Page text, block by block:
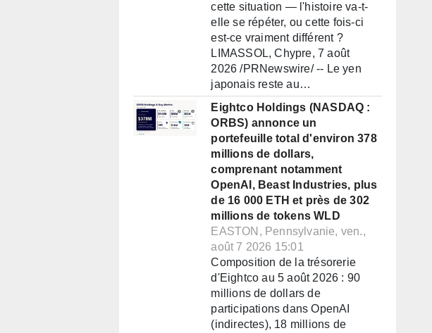
cette situation — l'histoire va-t-
elle se répéter, ou cette fois-ci
est-ce vraiment différent ?
LIMASSOL, Chypre, 7 août
2026 /PRNewswire/ -- Le yen
japonais reste au…
Eightco Holdings (NASDAQ :
ORBS) annonce un
portefeuille total d'environ 378
millions de dollars,
comprenant notamment
OpenAI, Beast Industries, plus
de 16 000 ETH et près de 302
millions de tokens WLD
EASTON, Pennsylvanie, ven.,
août 7 2026 15:01
Composition de la trésorerie
d'Eightco au 5 août 2026 : 90
millions de dollars de
participations dans OpenAI
(indirectes), 18 millions de